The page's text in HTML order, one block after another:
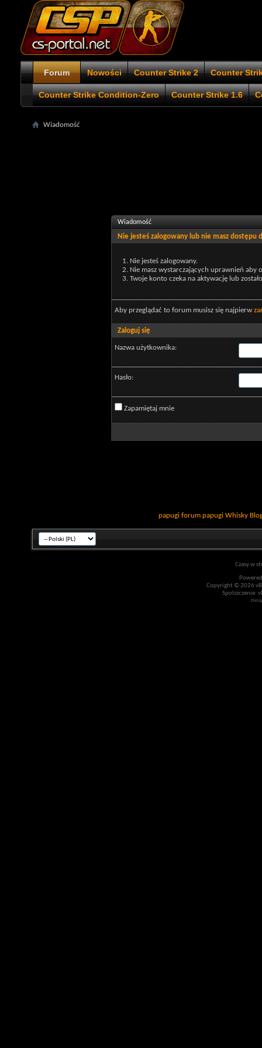
Forum Nowości Counter Strike 2 Counter
Counter Strike Condition-Zero Counter Strike 1.6
Wiadomość
Wiadomość
Nie jesteś zalogowany lub nie masz
Nie jesteś zalogowany.
Nie masz wystarczających uprawnień aby
Twoje konto czeka na aktywację lub
Aby przeglądać to forum musisz się najpierw
Zaloguj się
Nazwa użytkownika:
Hasło:
Zapamiętaj mnie
papugi forum papugi Whisky
Czasy w
Copyright © 2026
Spolszczenie: